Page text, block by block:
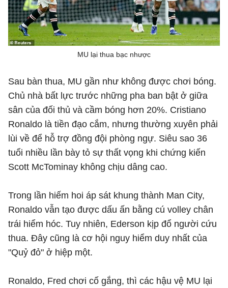
MU lại thua bạc nhược
Sau bàn thua, MU gần như không được chơi bóng.
Chủ nhà bất lực trước những pha ban bật ở giữa
sân của đối thủ và cầm bóng hơn 20%. Cristiano
Ronaldo là tiền đạo cắm, nhưng thường xuyên phải
lùi về để hỗ trợ đồng đội phòng ngự. Siêu sao 36
tuổi nhiều lần bày tỏ sự thất vọng khi chứng kiến
Scott McTominay không chịu dâng cao.
Trong lần hiếm hoi áp sát khung thành Man City,
Ronaldo vẫn tạo được dấu ấn bằng cú volley chân
trái hiểm hóc. Tuy nhiên, Ederson kịp đổ người cứu
thua. Đây cũng là cơ hội nguy hiểm duy nhất của
"Quỷ đỏ" ở hiệp một.
Ronaldo, Fred chơi cố gắng, thì các hậu vệ MU lại